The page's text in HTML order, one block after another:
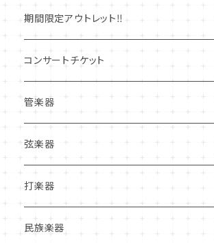
期間限定アウトレット‼
コンサートチケット
管楽器
管楽器新品本体
フルート
クラリネット
管楽器中古本体
フルート
マウスピース
弦楽器
弦楽器新品本体
ヴァイオリン
弦楽器中古本体
打楽器
打楽器新品本体
民族楽器